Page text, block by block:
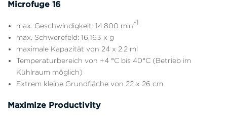
Microfuge 16
max. Geschwindigkeit: 14.800 min-1
max. Schwerefeld: 16.163 x g
maximale Kapazität von 24 x 2.2 ml
Temperaturbereich von +4 °C bis 40°C (Betrieb im
Kühlraum möglich)
Extrem kleine Grundfläche von 22 x 26 cm
Maximize Productivity